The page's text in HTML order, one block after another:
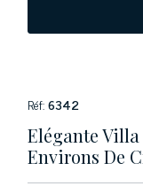
Réf:6342
Elégante
Environs De